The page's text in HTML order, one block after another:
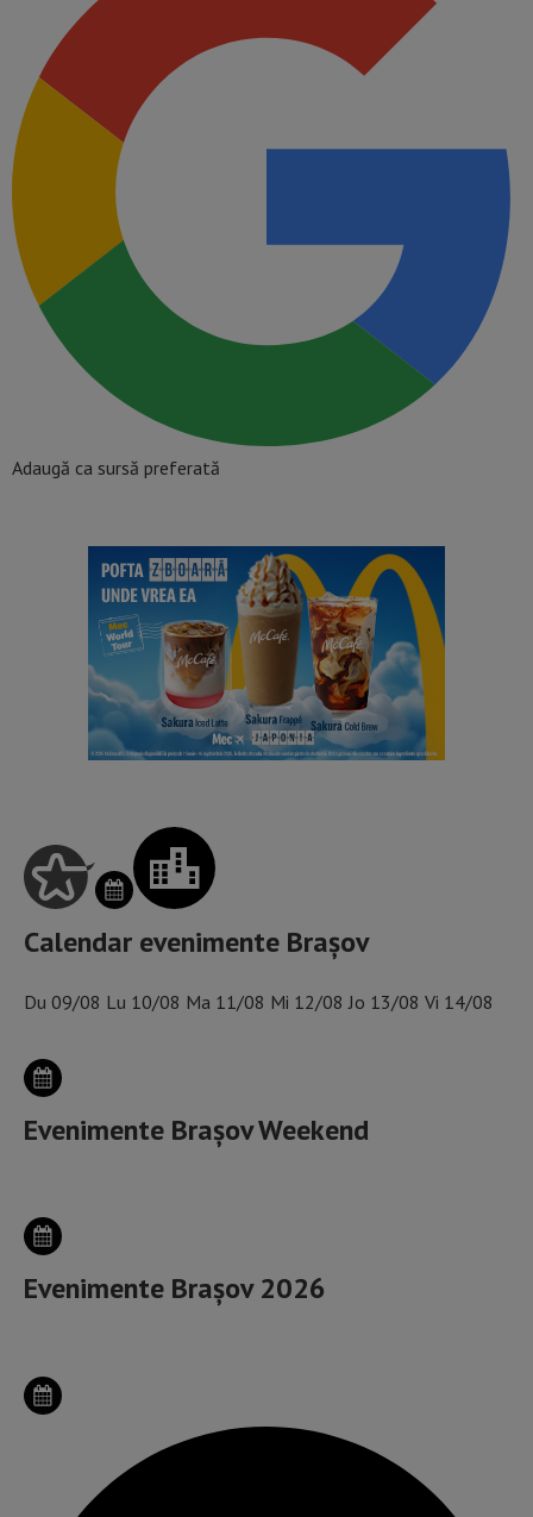
Adaugă ca sursă preferată
Calendar evenimente Brașov
Du 09/08 Lu 10/08 Ma 11/08 Mi 12/08 Jo 13/08 Vi 14/08
Evenimente Brașov Weekend
Evenimente Brașov 2026